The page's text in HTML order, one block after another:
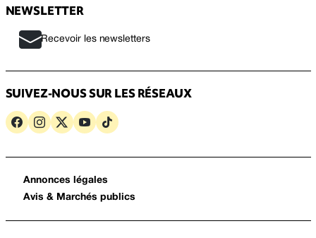
NEWSLETTER
Recevoir les newsletters
SUIVEZ-NOUS SUR LES RÉSEAUX
Annonces légales
Avis & Marchés publics